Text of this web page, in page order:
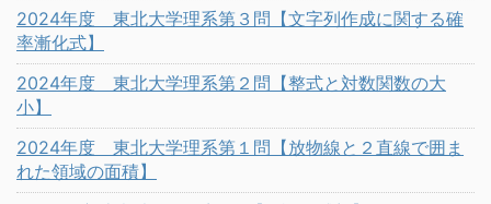
2024年度 東北大学理系第３問【文字列作成に関する確
率漸化式】
2024年度 東北大学理系第２問【整式と対数関数の大
小】
2024年度 東北大学理系第１問【放物線と２直線で囲ま
れた領域の面積】